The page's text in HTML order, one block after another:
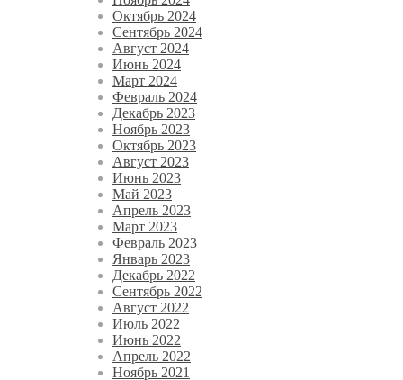
Октябрь 2024
Сентябрь 2024
Август 2024
Июнь 2024
Март 2024
Февраль 2024
Декабрь 2023
Ноябрь 2023
Октябрь 2023
Август 2023
Июнь 2023
Май 2023
Апрель 2023
Март 2023
Февраль 2023
Январь 2023
Декабрь 2022
Сентябрь 2022
Август 2022
Июль 2022
Июнь 2022
Апрель 2022
Ноябрь 2021